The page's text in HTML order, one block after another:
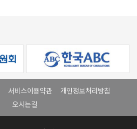
서비스이용약관
개인정보처리방침
오시는길